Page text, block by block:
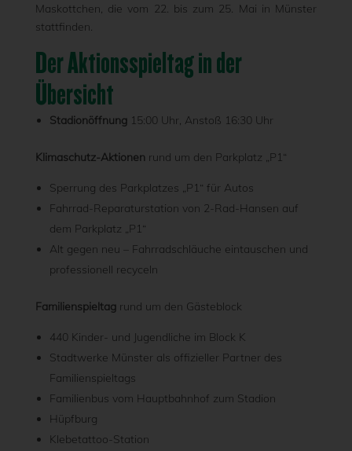
Maskottchen, die vom 22. bis zum 25. Mai in Münster
stattfinden.
Der Aktionsspieltag in der
Übersicht
Stadionöffnung15:00 Uhr, Anstoß 16:30 Uhr
Klimaschutz-Aktionen rund um den Parkplatz „P1“
Sperrung des Parkplatzes „P1“ für Autos
Fahrrad-Reparaturstation von 2-Rad-Hansen auf
dem Parkplatz „P1“
Alt gegen neu – Fahrradschläuche eintauschen und
professionell recyceln
Familienspieltag rund um den Gästeblock
440 Kinder- und Jugendliche im Block K
Stadtwerke Münster als offizieller Partner des
Familienspieltags
Familienbus vom Hauptbahnhof zum Stadion
Hüpfburg
Klebetattoo-Station